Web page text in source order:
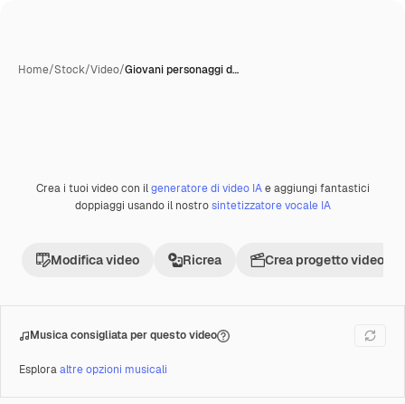
Home/Stock/Video/Giovani personaggi d…
Premium
Crea i tuoi video con ilgeneratore di video IAe aggiungi fantastici
doppiaggi usando il nostrosintetizzatore vocale IA
Modifica video Ricrea Crea progetto video
Musica consigliata per questo video
Esploraaltre opzioni musicali